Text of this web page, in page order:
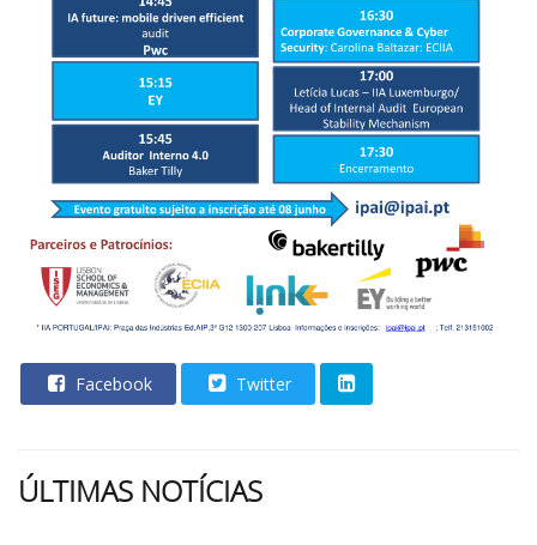
Facebook Twitter
ÚLTIMAS NOTÍCIAS